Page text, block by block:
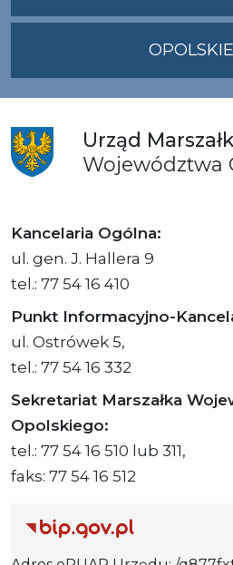
Urząd
Województwa
Kancelaria Ogólna:
ul. gen. J. Hallera 9
tel.: 77 54 16 410
Punkt Informacyjno-
ul. Ostrówek 5,
tel.: 77 54 16 332
Sekretariat Marszałka
Opolskiego:
tel.: 77 54 16 510 lub 311,
faks: 77 54 16 512